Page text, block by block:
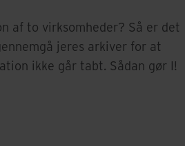
af to virksomheder? Så er det
jeres arkiver for at
ikke går tabt. Sådan gør I!